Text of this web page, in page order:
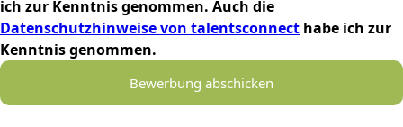
ich zur Kenntnis genommen. Auch die
Datenschutzhinweise von talentsconnect habe ich zur
Kenntnis genommen.
Bewerbung abschicken